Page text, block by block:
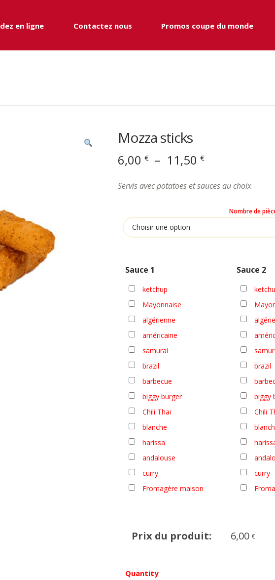
en ligne Contactez nous Promos coupe du monde
Mozza sticks
6,00 € – 11,50 €Plage
prix :
à
Servis avec potatoes et sauces au choix
Nombre de
Sauce 1
ketchup
Mayonnaise
algérienne
américaine
samurai
brazil
barbecue
biggy burger
Chili Thai
blanche
harissa
andalouse
curry
Fromagère maison
Sauce 2
brazil
biggy
Chili
curry
Prix du produit: 6,00€
Quantity